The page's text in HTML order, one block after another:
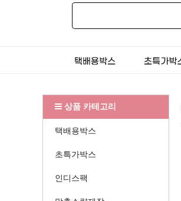
상품 카테고리
택배용박스
초특가박스
인디스팩